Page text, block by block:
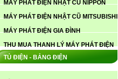
MÁY PHÁT ĐIỆN NHẬT CŨ NIPPON
MÁY PHÁT ĐIỆN NHẬT CŨ MITSUBISHI
MÁY PHÁT ĐIỆN GIA ĐÌNH
THU MUA THANH LÝ MÁY PHÁT ĐIỆN
TỦ ĐIỆN - BẢNG ĐIỆN